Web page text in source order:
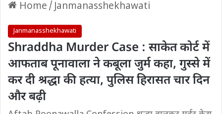
Home /Janmanasshekhawati
Janmanasshekhawati
Shraddha Murder Case : साकेत कोर्ट में
आफताब पूनावाला ने कबूला जुर्म कहा, गुस्से में
कर दी श्रद्धा की हत्या, पुलिस हिरासत चार दिन
और बढ़ी